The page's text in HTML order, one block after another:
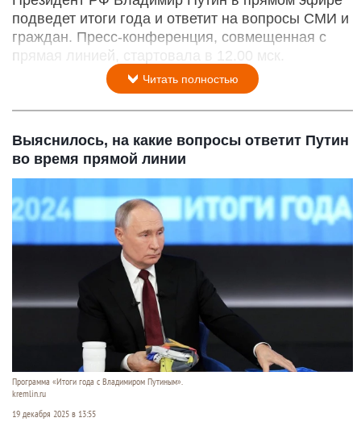
подведет итоги года и ответит на вопросы СМИ и
граждан. Пресс-конференция, совмещенная с
прямая линией, стартовала в 12.00 мск.
Читать полностью
Выяснилось, на какие вопросы ответит Путин
во время прямой линии
Программа «Итоги года с Владимиром Путиным».
kremlin.ru
19 декабря 2025 в 13:55